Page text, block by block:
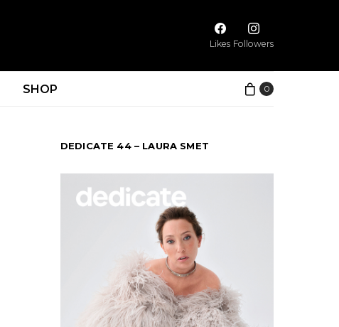
Likes Followers
SHOP 0
DEDICATE 44 – LAURA SMET